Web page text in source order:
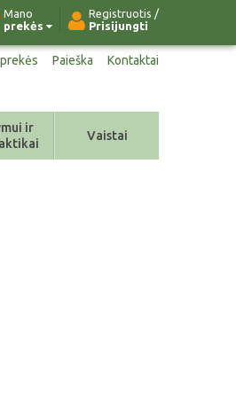
Registruotis /
Prisijungti
Mano
prekės
Paieška Kontaktai
ir
Vaistai